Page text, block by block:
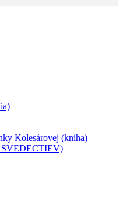
Kolesárovej (kniha)